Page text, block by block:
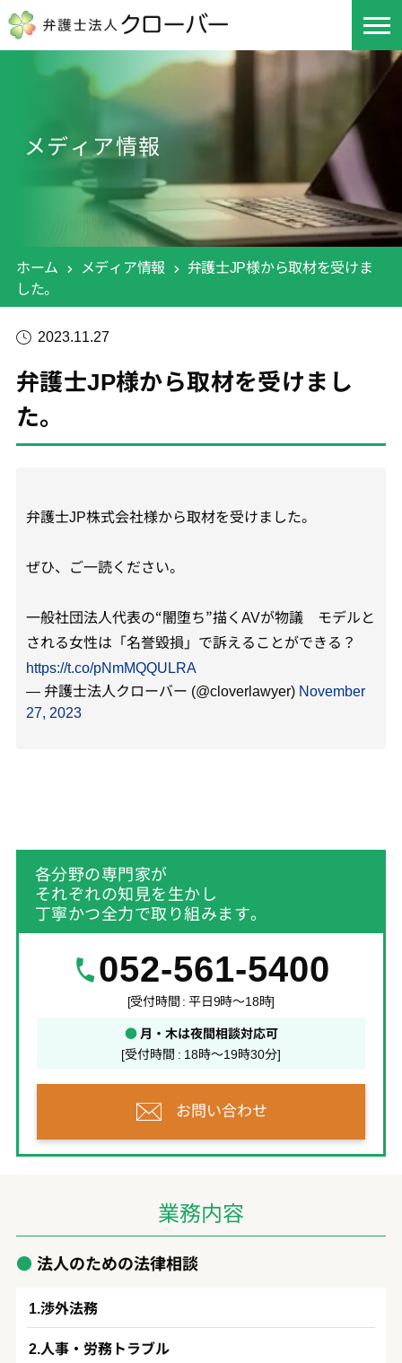
メディア情報
ホーム メディア情報
弁護士JP様から取材を受けま
した。
2023.11.27
弁護士JP様から取材を受けまし
た。
弁護士JP株式会社様から取材を受けました。
ぜひ、ご一読ください。
一般社団法人代表の“闇堕ち”描くAVが物議 モデルと
される女性は「名誉毀損」で訴えることができる？
https://t.co/pNmMQQULRA
— 弁護士法人クローバー (@cloverlawyer) November
27, 2023
各分野の専門家が
それぞれの知見を生かし
丁寧かつ全力で取り組みます。
052-561-5400
[受付時間 : 平日9時～18時]
●月・木は夜間相談対応可
[受付時間 : 18時～19時30分]
お問い合わせ
業務内容
法人のための法律相談
渉外法務
人事・労務トラブル